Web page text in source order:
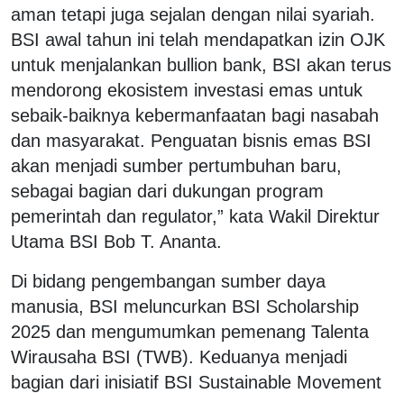
aman tetapi juga sejalan dengan nilai syariah.
BSI awal tahun ini telah mendapatkan izin OJK
untuk menjalankan bullion bank, BSI akan terus
mendorong ekosistem investasi emas untuk
sebaik-baiknya kebermanfaatan bagi nasabah
dan masyarakat. Penguatan bisnis emas BSI
akan menjadi sumber pertumbuhan baru,
sebagai bagian dari dukungan program
pemerintah dan regulator,” kata Wakil Direktur
Utama BSI Bob T. Ananta.
Di bidang pengembangan sumber daya
manusia, BSI meluncurkan BSI Scholarship
2025 dan mengumumkan pemenang Talenta
Wirausaha BSI (TWB). Keduanya menjadi
bagian dari inisiatif BSI Sustainable Movement